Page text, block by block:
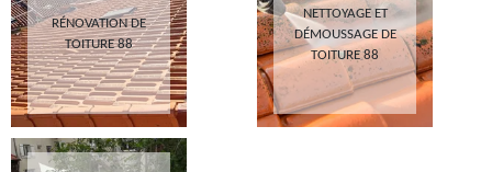
RÉNOVATION DE
TOITURE 88
NETTOYAGE ET
DÉMOUSSAGE DE
TOITURE 88